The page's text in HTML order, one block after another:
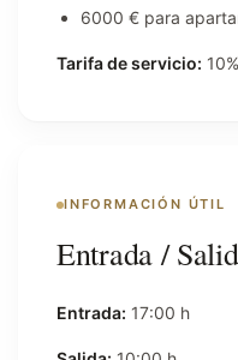
6000 € para
Tarifa de servicio:
INFORMACIÓN ÚTIL
Entrada /
Entrada: 17:00 h